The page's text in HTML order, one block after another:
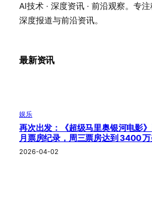
AI技术 · 深度资讯 · 前沿观察。专
深度报道与前沿资讯。
最新资讯
娱乐
再次出发：《超级马里奥银河电影
月票房纪录，周三票房达到 3400
2026-04-02